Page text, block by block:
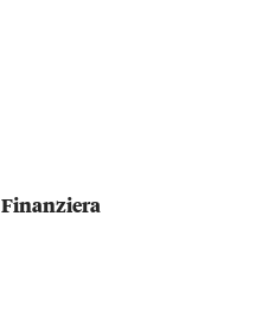
Finanziera